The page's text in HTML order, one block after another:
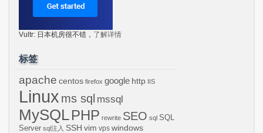
Vultr: 日本机房很不错， 了解详情
标签
apache centos firefox google http IIS
Linux ms sql mssql
MySQLPHP rewrite SEO sql SQL
Server sql注入 SSH vim vps windows